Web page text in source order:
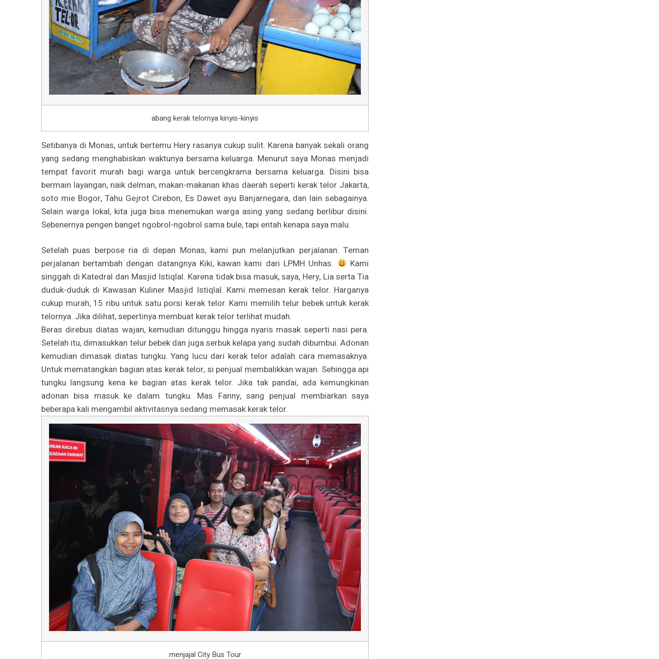
abang kerak telornya kinyis-kinyis
Setibanya di Monas, untuk bertemu Hery rasanya cukup sulit. Karena banyak sekali orang
yang sedang menghabiskan waktunya bersama keluarga. Menurut saya Monas menjadi
tempat favorit murah bagi warga untuk bercengkrama bersama keluarga. Disini bisa
bermain layangan, naik delman, makan-makanan khas daerah seperti kerak telor Jakarta,
soto mie Bogor, Tahu Gejrot Cirebon, Es Dawet ayu Banjarnegara, dan lain sebagainya.
Selain warga lokal, kita juga bisa menemukan warga asing yang sedang berlibur disini.
Sebenernya pengen banget ngobrol-ngobrol sama bule, tapi entah kenapa saya malu.
Setelah puas berpose ria di depan Monas, kami pun melanjutkan perjalanan. Teman
perjalanan bertambah dengan datangnya Kiki, kawan kami dari LPMH Unhas.
Kami
singgah di Katedral dan Masjid Istiqlal. Karena tidak bisa masuk, saya, Hery, Lia serta Tia
duduk-duduk di Kawasan Kuliner Masjid Istiqlal. Kami memesan kerak telor. Harganya
cukup murah, 15 ribu untuk satu porsi kerak telor. Kami memilih telur bebek untuk kerak
telornya. Jika dilihat, sepertinya membuat kerak telor terlihat mudah.
Beras direbus diatas wajan, kemudian ditunggu hingga nyaris masak seperti nasi pera.
Setelah itu, dimasukkan telur bebek dan juga serbuk kelapa yang sudah dibumbui. Adonan
kemudian dimasak diatas tungku. Yang lucu dari kerak telor adalah cara memasaknya.
Untuk mematangkan bagian atas kerak telor, si penjual membalikkan wajan. Sehingga api
tungku langsung kena ke bagian atas kerak telor. Jika tak pandai, ada kemungkinan
adonan bisa masuk ke dalam tungku. Mas Fanny, sang penjual membiarkan saya
beberapa kali mengambil aktivitasnya sedang memasak kerak telor.
menjajal City Bus Tour